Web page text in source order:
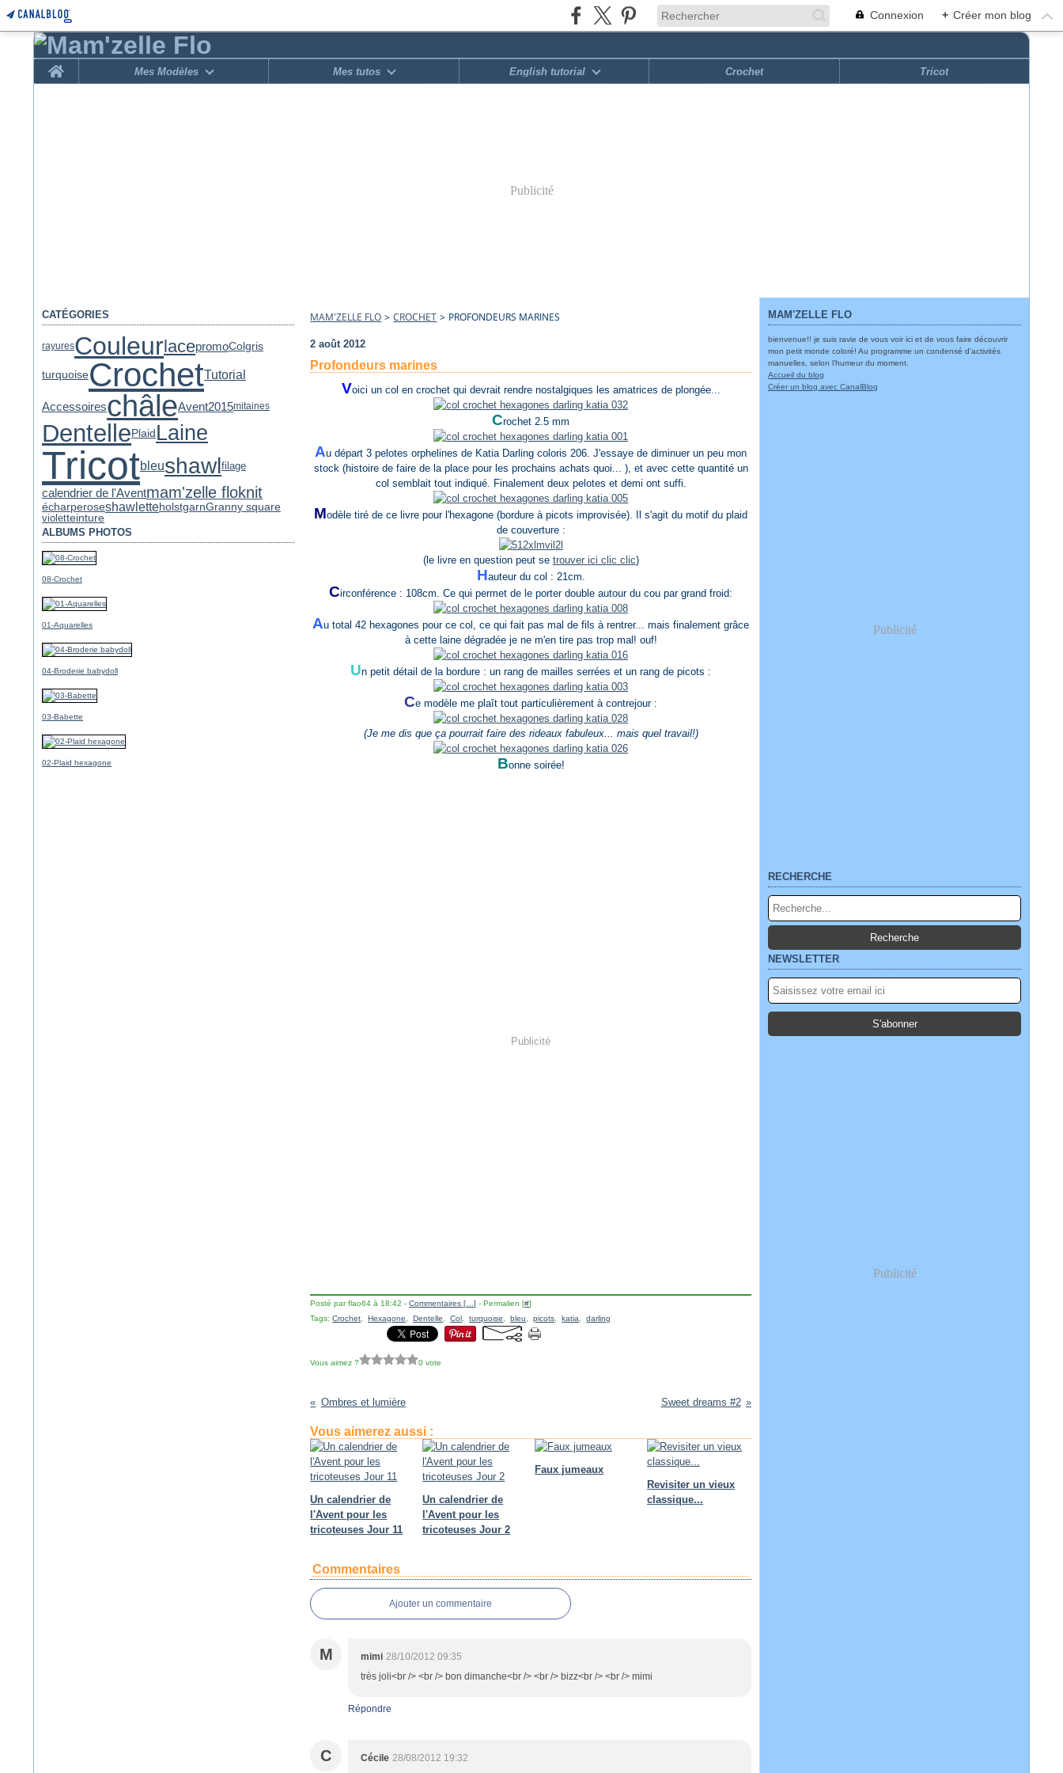
Connexion + Créer mon blog
Home
Mes Modèles Mes tutos English tutorial Crochet Tricot
Publicité
CATÉGORIES
rayuresCouleurlacepromoColgris
turquoiseCrochetTutorial
AccessoireschâleAvent2015mitaines
Dentelle Plaid Laine
Tricotbleushawlfilage
calendrier de l'Aventmam'zelle floknit
écharperoseshawletteholstgarnGranny square
violetteinture
ALBUMS PHOTOS
08-Crochet
01-Aquarelles
04-Broderie babydoll
03-Babette
02-Plaid hexagone
MAM'ZELLE FLO > CROCHET > PROFONDEURS MARINES
2 août 2012
Profondeurs marines
Voici un col en crochet qui devrait rendre nostalgiques les amatrices de plongée...
Crochet 2.5 mm
Au départ 3 pelotes orphelines de Katia Darling coloris 206. J'essaye de diminuer un peu mon
stock (histoire de faire de la place pour les prochains achats quoi... ), et avec cette quantité un
col semblait tout indiqué. Finalement deux pelotes et demi ont suffi.
Modèle tiré de ce livre pour l'hexagone (bordure à picots improvisée). Il s'agit du motif du plaid
de couverture :
(le livre en question peut se trouver ici clic clic)
Hauteur du col : 21cm.
Circonférence : 108cm. Ce qui permet de le porter double autour du cou par grand froid:
Au total 42 hexagones pour ce col, ce qui fait pas mal de fils à rentrer... mais finalement grâce
à cette laine dégradée je ne m'en tire pas trop mal! ouf!
Un petit détail de la bordure : un rang de mailles serrées et un rang de picots :
Ce modèle me plaît tout particulièrement à contrejour :
(Je me dis que ça pourrait faire des rideaux fabuleux... mais quel travail!)
Bonne soirée!
Publicité
Posté par flao64 à 18:42 -Commentaires [ …] - Permalien [#]
Tags:Crochet ,Hexagone ,Dentelle ,Col ,turquoise ,bleu ,picots ,katia ,darling
Vous aimez ? 0 vote
Ombres et lumière Sweet dreams #2
Vous aimerez aussi :
Un calendrier de
l'Avent pour les
tricoteuses Jour 11
Un calendrier de
l'Avent pour les
tricoteuses Jour 2
Faux jumeaux
Revisiter un vieux
classique...
Commentaires
Ajouter un commentaire
M mimi 28/10/2012 09:35
très joli<br /> <br /> bon dimanche<br /> <br /> bizz<br /> <br /> mimi
Répondre
C Cécile 28/08/2012 19:32
MAM'ZELLE FLO
bienvenue!! je suis ravie de vous voir ici et de vous faire découvrir
mon petit monde coloré! Au programme un condensé d'activités
manuelles, selon l'humeur du moment.
Accueil du blog
Créer un blog avec CanalBlog
Publicité
RECHERCHE
NEWSLETTER
Publicité